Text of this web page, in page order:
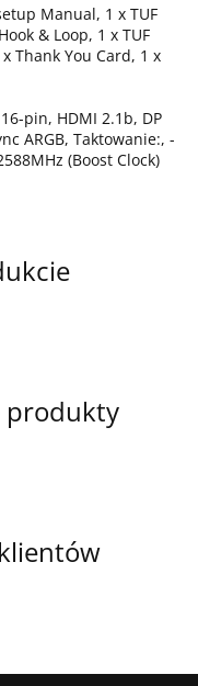
Manual, 1 x TUF
& Loop, 1 x TUF
Thank You Card, 1 x
pin, HDMI 2.1b, DP
ARGB, Taktowanie:, -
(Boost Clock)
produkty